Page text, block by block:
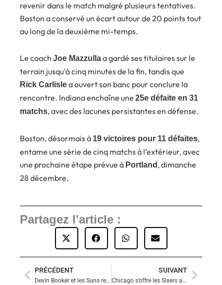
revenir dans le match malgré plusieurs tentatives.
Boston a conservé un écart autour de 20 points tout
au long de la deuxième mi-temps.
Le coach Joe Mazzullaa gardé ses titulaires sur le
terrain jusqu’à cinq minutes de la fin, tandis que
Rick Carlislea ouvert son banc pour conclure la
rencontre. Indiana enchaîne une 25e défaite en 31
matchs, avec des lacunes persistantes en défense.
Boston, désormais à 19 victoires pour 11 défaites,
entame une série de cinq matchs à l’extérieur, avec
une prochaine étape prévue à Portland , dimanche
28 décembre.
Partagez l'article :
Précédent
PRÉCÉDENT
Devin Booker et les Suns refroidissent New Orleans dans une fin de match musclée
SUIVANT
Chicago s’offre les Sixers au finish : cinquième victoire de rang pour les Bulls